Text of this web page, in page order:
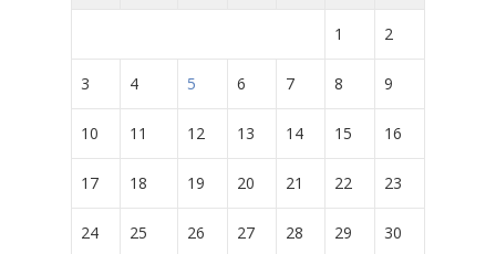
1 2
3 4 5 6 7 8 9
10 11 12 13 14 15 16
17 18 19 20 21 22 23
24 25 26 27 28 29 30